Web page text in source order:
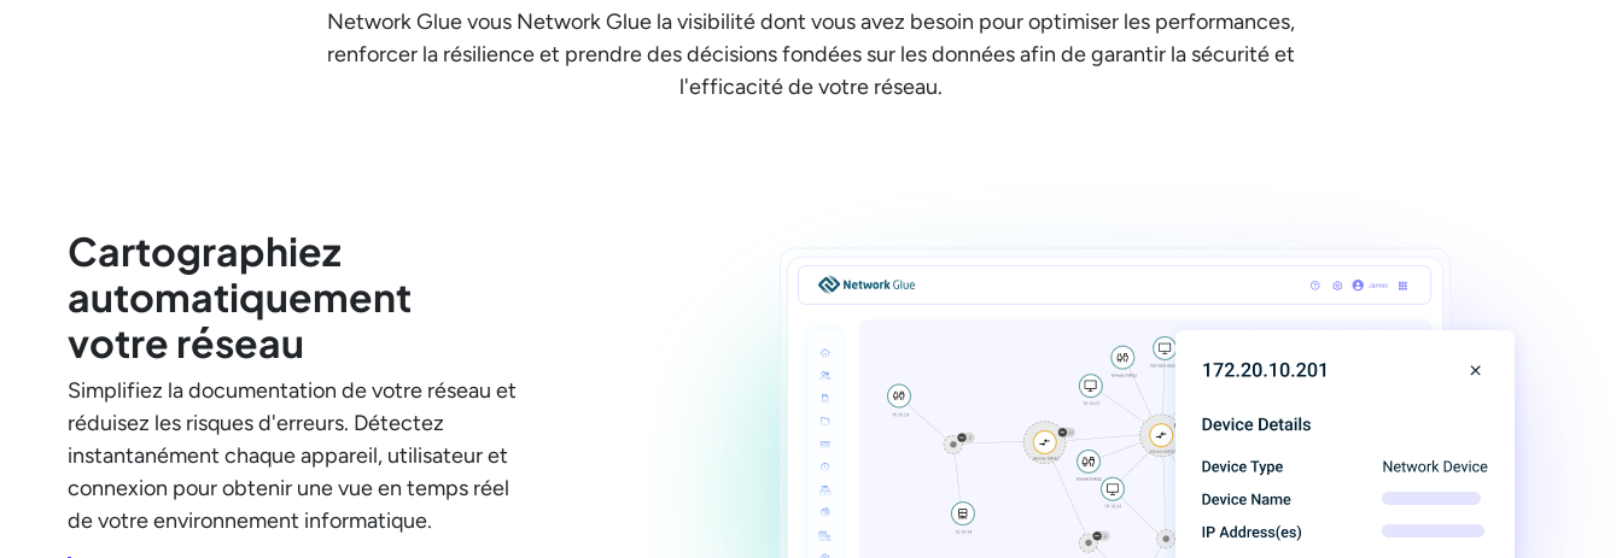
Network Glue vous Network Glue la visibilité dont vous avez besoin pour optimiser les performances,
renforcer la résilience et prendre des décisions fondées sur les données afin de garantir la sécurité et
l'efficacité de votre réseau.
Cartographiez
automatiquement
votre réseau
Simplifiez la documentation de votre réseau et
réduisez les risques d'erreurs. Détectez
instantanément chaque appareil, utilisateur et
connexion pour obtenir une vue en temps réel
de votre environnement informatique.